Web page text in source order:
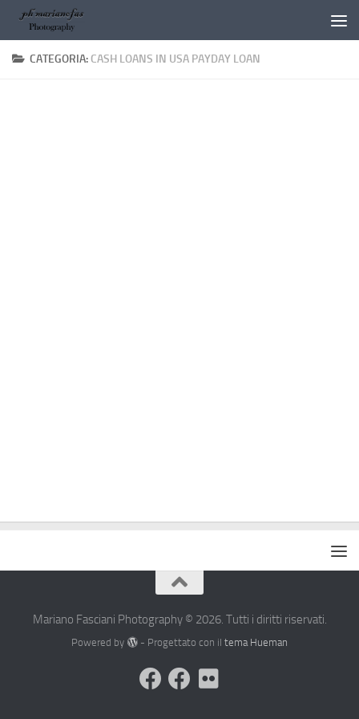
Salta al contenuto
CATEGORIA: CASH LOANS IN USA PAYDAY LOAN
Mariano Fasciani Photography © 2026. Tutti i diritti riservati.
Powered by - Progettato con il tema Hueman